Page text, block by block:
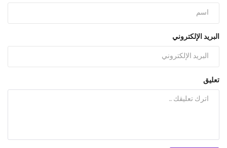
البريد الإلكتروني
تعليق